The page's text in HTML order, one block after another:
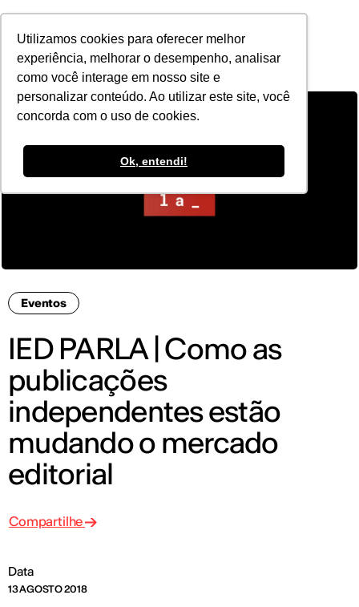
Utilizamos cookies para oferecer melhor
experiência, melhorar o desempenho, analisar
como você interage em nosso site e
personalizar conteúdo. Ao utilizar este site, você
concorda com o uso de cookies.
Ok, entendi!
POR
Eventos
IED PARLA | Como as
publicações
independentes estão
mudando o mercado
editorial
Data
13 AGOSTO 2018
Compartilhe